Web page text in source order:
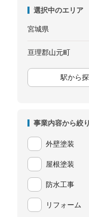
選択中のエリア
宮城県
亘理郡山元町
駅から
事業内容から絞
外壁塗装
屋根塗装
防水工事
リフォーム